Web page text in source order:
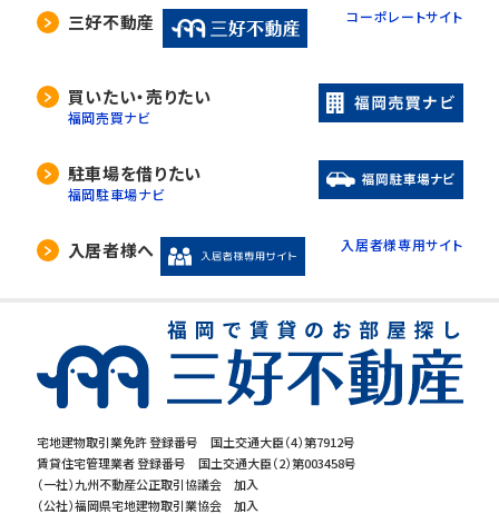
宅地建物取引業免許 登録番号 国土交通大臣（4）第7912号
賃貸住宅管理業者 登録番号 国土交通大臣（2）第003458号
（一社）九州不動産公正取引協議会 加入
（公社）福岡県宅地建物取引業協会 加入
三好不動産 コーポレートサイト
買いたい・売りたい
福岡売買ナビ
駐車場を借りたい
福岡駐車場ナビ
入居者様へ 入居者様専用サイト